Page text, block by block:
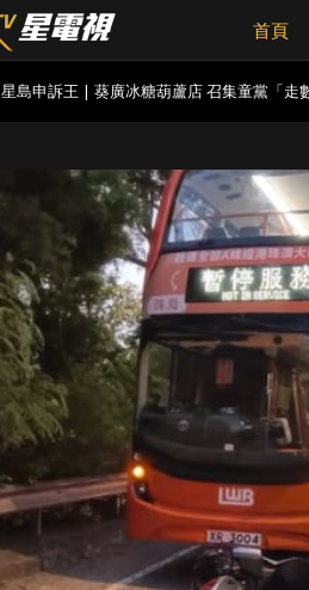
首頁
星島申訴王 | 葵廣冰糖葫蘆店 召集童黨「走
港人夫婦遊澳門乘的士拾相機及電池 貪心
衞生署突擊巡查多區 檢獲約百盒未註冊藥
屯馬綫錦上路站附近信號設備故障 列車服務
泰國球賽遇雷劈 24歲球員慘死 另12人傷
星島申訴王 | 停業近一年 尖東大富豪低調重
慶」
旺角男疑錯過巴士走出馬路 要求上車車長拒
國際足協｜恩芬天奴涉嫌政治分贓 傳以世盃
有片｜兩男港鐵站內MMA 扭作一團互拉扯 途
時事觀察—霍詠強：中國核電狂飆？
時事觀察—霍詠強：制裁冷凍水餃！美國是
黎彼得離世丨兒子黎樹德停工陪老父走過最
成份
獨家丨盧宛茵揭黎彼得最後時光：醫院插喉
源自廟街睇相佬
黎彼得離世丨許冠傑親撰悼念文憶故友：感
7年終拆夥
黎彼得離世丨近年多次入ICU 契仔黃宗澤曾
唔開心
東涌電單車捱撞捲九巴車底 鐵騎士遭拖行重
35+顛覆案未被起訴 前民主黨涂謹申獲發還護